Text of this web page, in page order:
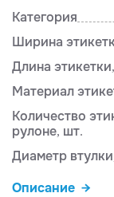
Категория
Ширина
Длина
Материал
Количество
рулоне, шт.
Диаметр
Описание